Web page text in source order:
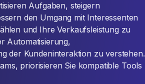
Aufgaben, steigern
den Umgang mit Interessenten
und Ihre Verkaufsleistung zu
Automatisierung,
der Kundeninteraktion zu verstehen.
priorisieren Sie kompatible Tools